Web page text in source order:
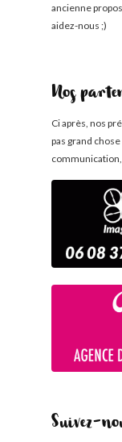
ancienne
aidez-nous ;)
Nos
Ci après, nos
pas grand
Suivez-